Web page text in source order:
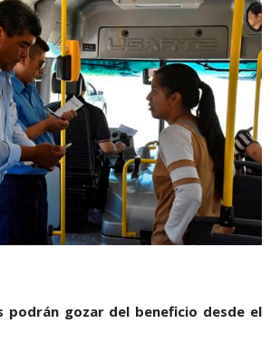
podrán gozar del beneficio desde el